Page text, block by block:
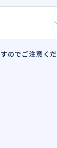
のでご注意くだ